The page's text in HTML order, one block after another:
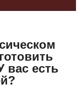
вас есть